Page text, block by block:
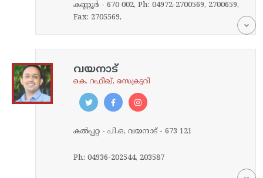
കണ്ണൂര്‍ - 670 002, Ph: 04972-2700569, 2700659,
Fax: 2705569,
വയനാട്‌
കെ. റഫീഖ്, സെക്രട്ടറി
കല്‍പ്പറ്റ - പി.ഒ, വയനാട്‌ - 673 121
Ph: 04936-202544, 203587